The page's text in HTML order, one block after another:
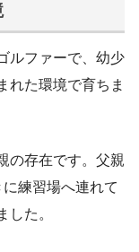
ルファーで、幼少
れた環境で育ちま
の存在です。父親
練習場へ連れて
した。